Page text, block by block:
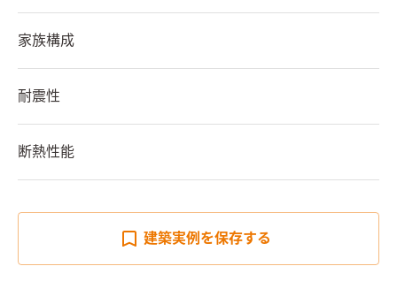
家族構成
耐震性
断熱性能
建築実例を保存する